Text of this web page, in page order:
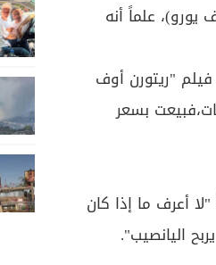
بمبلغ 27280 جنيهاً إسترلينياً (أكثر من 30 ألف يورو)، علماً أنه
"ريتورن أوف
أوائل الثمانينات،فبيعت بسعر
أعرف ما إذا كان
اليانصيب".